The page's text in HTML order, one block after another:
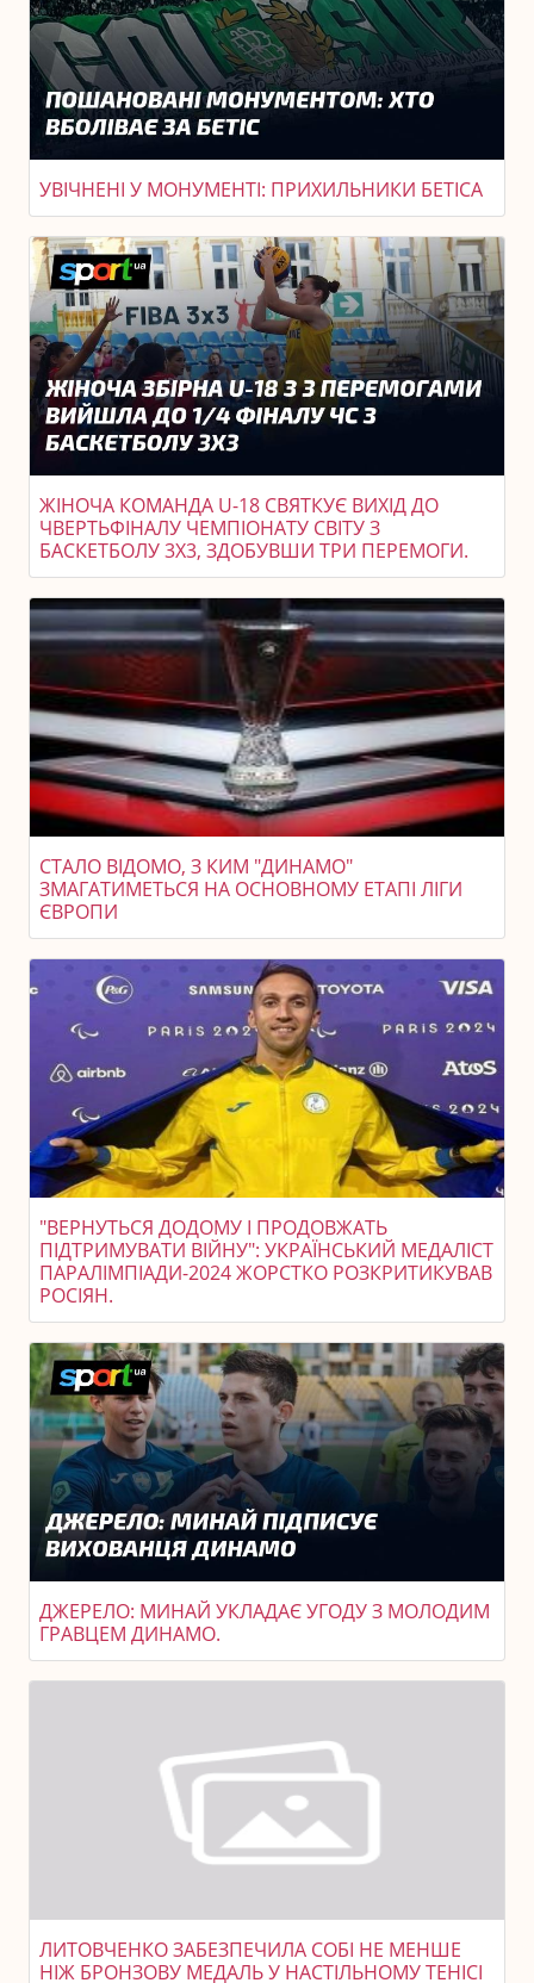
УВІЧНЕНІ У МОНУМЕНТІ: ПРИХИЛЬНИКИ БЕТІСА
ЖІНОЧА КОМАНДА U-18 СВЯТКУЄ ВИХІД ДО
ЧВЕРТЬФІНАЛУ ЧЕМПІОНАТУ СВІТУ З
БАСКЕТБОЛУ 3X3, ЗДОБУВШИ ТРИ ПЕРЕМОГИ.
СТАЛО ВІДОМО, З КИМ "ДИНАМО"
ЗМАГАТИМЕТЬСЯ НА ОСНОВНОМУ ЕТАПІ ЛІГИ
ЄВРОПИ
"ВЕРНУТЬСЯ ДОДОМУ І ПРОДОВЖАТЬ
ПІДТРИМУВАТИ ВІЙНУ": УКРАЇНСЬКИЙ МЕДАЛІСТ
ПАРАЛІМПІАДИ-2024 ЖОРСТКО РОЗКРИТИКУВАВ
РОСІЯН.
ДЖЕРЕЛО: МИНАЙ УКЛАДАЄ УГОДУ З МОЛОДИМ
ГРАВЦЕМ ДИНАМО.
ЛИТОВЧЕНКО ЗАБЕЗПЕЧИЛА СОБІ НЕ МЕНШЕ
НІЖ БРОНЗОВУ МЕДАЛЬ У НАСТІЛЬНОМУ ТЕНІСІ